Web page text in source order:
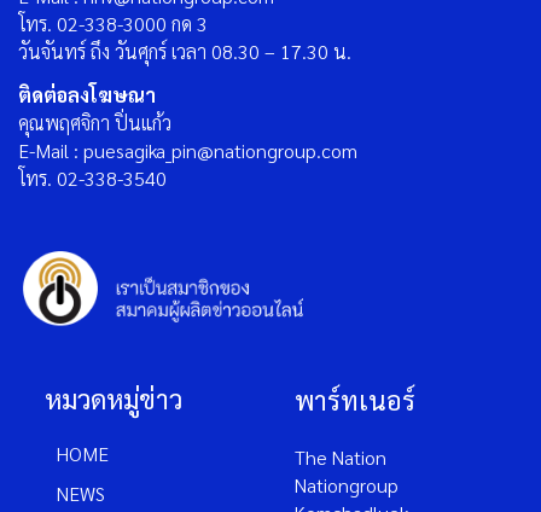
โทร. 02-338-3000 กด 3
วันจันทร์ ถึง วันศุกร์ เวลา 08.30 – 17.30 น.
ติดต่อลงโฆษณา
คุณพฤศจิกา ปิ่นแก้ว
E-Mail : puesagika_pin@nationgroup.com
โทร. 02-338-3540
หมวดหมู่ข่าว
HOME
NEWS
พาร์ทเนอร์
The Nation
Nationgroup